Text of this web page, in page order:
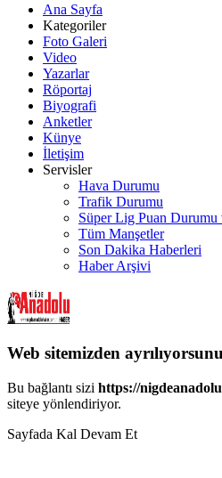
Ana Sayfa
Kategoriler
Foto Galeri
Video
Yazarlar
Röportaj
Biyografi
Anketler
Künye
İletişim
Servisler
Hava Durumu
Trafik Durumu
Süper Lig Puan Durumu
Tüm Manşetler
Son Dakika Haberleri
Haber Arşivi
Web sitemizden
Bu bağlantı sizi https://
siteye yönlendiriyor.
Sayfada Kal Devam Et